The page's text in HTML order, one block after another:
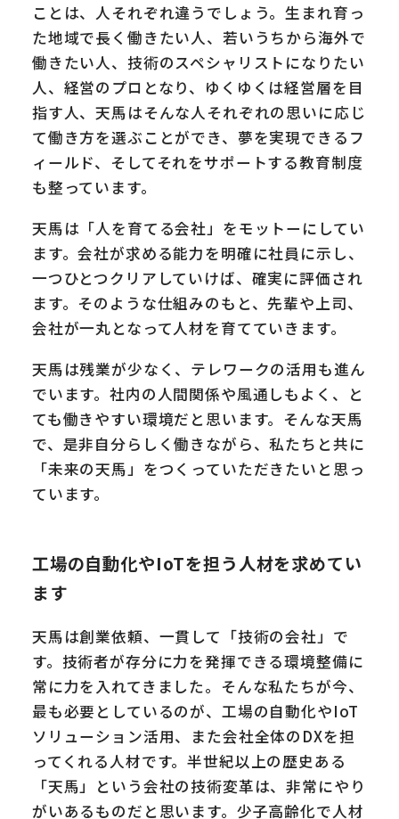
ことは、人それぞれ違うでしょう。生まれ育っ
た地域で長く働きたい人、若いうちから海外で
働きたい人、技術のスペシャリストになりたい
人、経営のプロとなり、ゆくゆくは経営層を目
指す人、天馬はそんな人それぞれの思いに応じ
て働き方を選ぶことができ、夢を実現できるフ
ィールド、そしてそれをサポートする教育制度
も整っています。
天馬は「人を育てる会社」をモットーにしてい
ます。会社が求める能力を明確に社員に示し、
一つひとつクリアしていけば、確実に評価され
ます。そのような仕組みのもと、先輩や上司、
会社が一丸となって人材を育てていきます。
天馬は残業が少なく、テレワークの活用も進ん
でいます。社内の人間関係や風通しもよく、と
ても働きやすい環境だと思います。そんな天馬
で、是非自分らしく働きながら、私たちと共に
「未来の天馬」をつくっていただきたいと思っ
ています。
工場の自動化やIoTを担う人材を求めてい
ます
天馬は創業依頼、一貫して「技術の会社」で
す。技術者が存分に力を発揮できる環境整備に
常に力を入れてきました。そんな私たちが今、
最も必要としているのが、工場の自動化やIoT
ソリューション活用、また会社全体のDXを担
ってくれる人材です。半世紀以上の歴史ある
「天馬」という会社の技術変革は、非常にやり
がいあるものだと思います。少子高齢化で人材